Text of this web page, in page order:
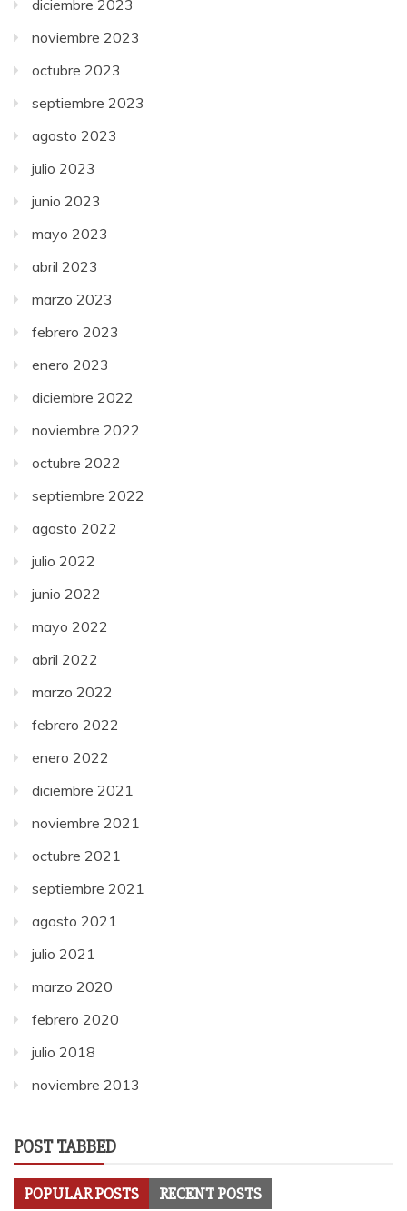
diciembre 2023
noviembre 2023
octubre 2023
septiembre 2023
agosto 2023
julio 2023
junio 2023
mayo 2023
abril 2023
marzo 2023
febrero 2023
enero 2023
diciembre 2022
noviembre 2022
octubre 2022
septiembre 2022
agosto 2022
julio 2022
junio 2022
mayo 2022
abril 2022
marzo 2022
febrero 2022
enero 2022
diciembre 2021
noviembre 2021
octubre 2021
septiembre 2021
agosto 2021
julio 2021
marzo 2020
febrero 2020
julio 2018
noviembre 2013
POST TABBED
POPULAR POSTS RECENT POSTS